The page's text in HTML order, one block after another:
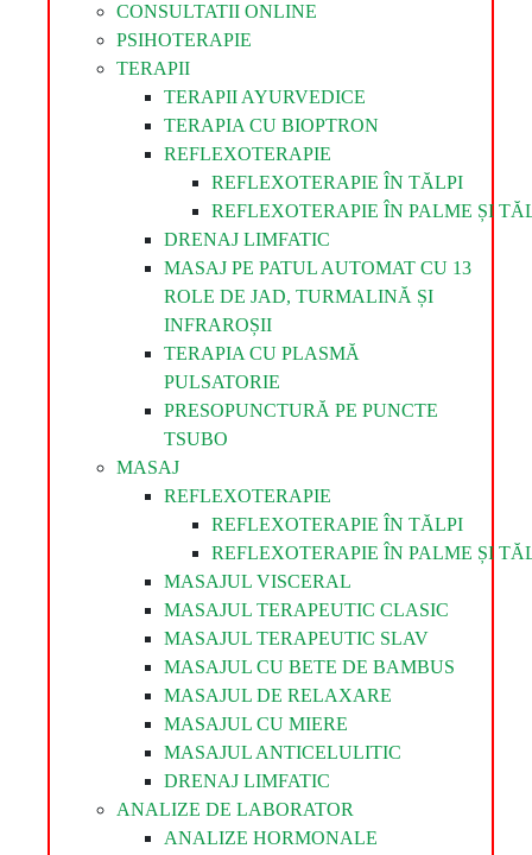
CONSULTATII ONLINE
PSIHOTERAPIE
TERAPII
TERAPII AYURVEDICE
TERAPIA CU BIOPTRON
REFLEXOTERAPIE
REFLEXOTERAPIE ÎN TĂLPI
REFLEXOTERAPIE ÎN PALME ȘI
DRENAJ LIMFATIC
MASAJ PE PATUL AUTOMAT CU 13
ROLE DE JAD, TURMALINĂ ȘI
INFRAROȘII
TERAPIA CU PLASMĂ
PULSATORIE
PRESOPUNCTURĂ PE PUNCTE
TSUBO
MASAJ
REFLEXOTERAPIE
REFLEXOTERAPIE ÎN TĂLPI
REFLEXOTERAPIE ÎN PALME ȘI
MASAJUL VISCERAL
MASAJUL TERAPEUTIC CLASIC
MASAJUL TERAPEUTIC SLAV
MASAJUL CU BETE DE BAMBUS
MASAJUL DE RELAXARE
MASAJUL CU MIERE
MASAJUL ANTICELULITIC
DRENAJ LIMFATIC
ANALIZE DE LABORATOR
ANALIZE HORMONALE